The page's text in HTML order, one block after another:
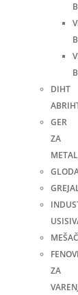
DIHT
GER
ZA
METAL
FENOVI
ZA